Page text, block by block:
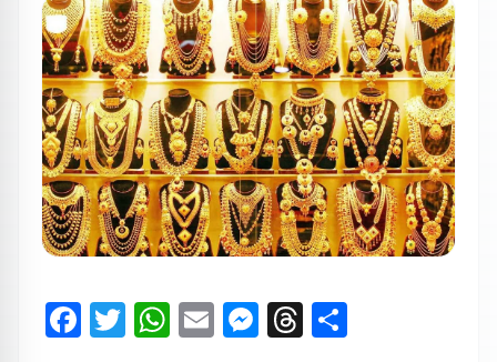
Facebook
Twitter
WhatsApp
EmailMessenger
Threads